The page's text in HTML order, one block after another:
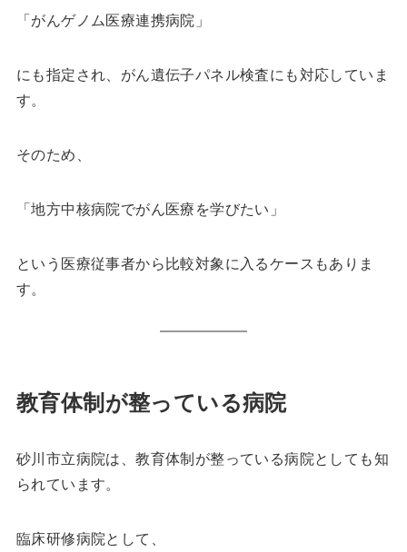
「がんゲノム医療連携病院」
にも指定され、がん遺伝子パネル検査にも対応していま
す。
そのため、
「地方中核病院でがん医療を学びたい」
という医療従事者から比較対象に入るケースもありま
す。
教育体制が整っている病院
砂川市立病院は、教育体制が整っている病院としても知
られています。
臨床研修病院として、